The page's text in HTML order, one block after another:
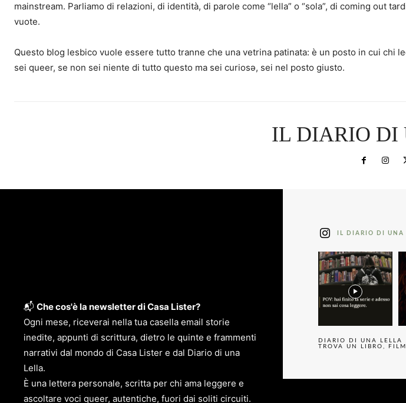
mainstream. Parliamo di relazioni, di identità, di parole come “lella” o “sola”, di coming out
vuote.
Questo blog lesbico vuole essere tutto tranne che una vetrina patinata: è un posto in cui chi
sei queer, se non sei niente di tutto questo ma sei curiosə, sei nel posto giusto.
IL DIARIO DI
📬 Che cos'è la newsletter di Casa Lister?
Ogni mese, riceverai nella tua casella email storie
inedite, appunti di scrittura, dietro le quinte e frammenti
narrativi dal mondo di Casa Lister e dal Diario di una
Lella.
È una lettera personale, scritta per chi ama leggere e
ascoltare voci queer, autentiche, fuori dai soliti circuiti.
IL DIARIO DI UNA
DIARIO DI UNA LELLA
TROVA UN LIBRO,